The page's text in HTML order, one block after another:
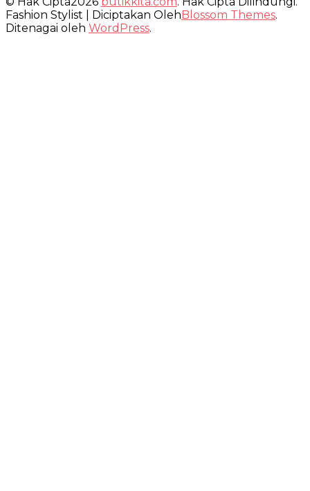
Fashion Stylist | Diciptakan Oleh Blossom Themes.
Ditenagai oleh WordPress.